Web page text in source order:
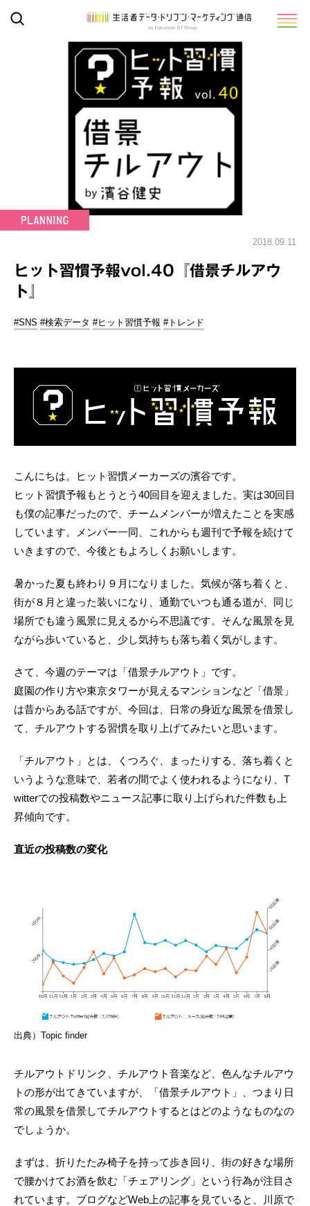
2018.09.11
ヒット習慣予報vol.40『借景チルアウ
ト』
#SNS #検索データ #ヒット習慣予報 #トレンド
こんにちは。ヒット習慣メーカーズの濱谷です。
ヒット習慣予報もとうとう40回目を迎えました。実は30回目
も僕の記事だったので、チームメンバーが増えたことを実感
しています。メンバー一同、これからも週刊で予報を続けて
いきますので、今後ともよろしくお願いします。
暑かった夏も終わり９月になりました。気候が落ち着くと、
街が８月と違った装いになり、通勤でいつも通る道が、同じ
場所でも違う風景に見えるから不思議です。そんな風景を見
ながら歩いていると、少し気持ちも落ち着く気がします。
さて、今週のテーマは「借景チルアウト」です。
庭園の作り方や東京タワーが見えるマンションなど「借景」
は昔からある話ですが、今回は、日常の身近な風景を借景し
て、チルアウトする習慣を取り上げてみたいと思います。
「チルアウト」とは、くつろぐ、まったりする、落ち着くと
いうような意味で、若者の間でよく使われるようになり、T
witterでの投稿数やニュース記事に取り上げられた件数も上
昇傾向です。
直近の投稿数の変化
出典）Topic finder
チルアウトドリンク、チルアウト音楽など、色んなチルアウ
トの形が出てきていますが、「借景チルアウト」、つまり日
常の風景を借景してチルアウトするとはどのようなものなの
でしょうか。
まずは、折りたたみ椅子を持って歩き回り、街の好きな場所
で腰かけてお酒を飲む「チェアリング」という行為が注目さ
れています。ブログなどWeb上の記事を見ていると、川原で